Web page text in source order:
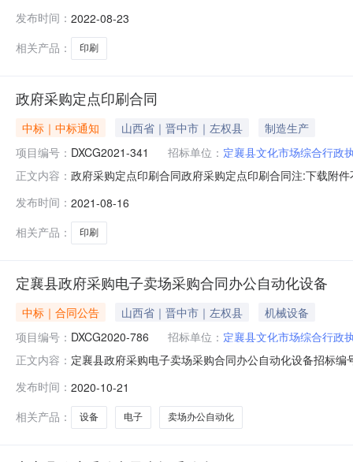
场综合行政执法队供应商（乙方）：【定襄县明永广告
发布时间： 2022-08-23
相关产品：
印刷
政府采购定点印刷合同
中标｜中标通知 山西省｜晋中市｜左权县
制造生产
项目编号： DXCG2021-341 招标单位： 定襄县文化市场综合行政
正文内容： 政府采购定点印刷合同政府采购定点印刷合同注:下载附
责声明:本页面提供的政府采购合同是按照《中华人民共
发布时间： 2021-08-16
相关产品：
印刷
定襄县政府采购电子卖场采购合同办公自动化设备
中标｜合同公告 山西省｜晋中市｜左权县
机械设备
项目编号： DXCG2020-786 招标单位： 定襄县文化市场综合行政
正文内容： 定襄县政府采购电子卖场采购合同办公自动化设备招标
方)：定襄县文化市场综合行政执法队代理机构：供应商(
发布时间： 2020-10-21
相关产品：
设备 电子 卖场办公自动化